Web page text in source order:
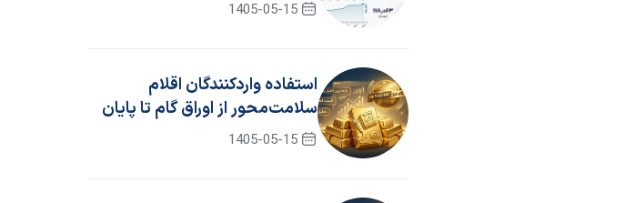
1405-05-15
استفاده واردکنندگان اقلام
سلامت‌محور از اوراق گام تا پایان
سال ۱۴۰۵ تمدید شد1405-05-15